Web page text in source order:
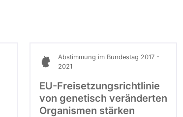
Abstimmung im Bundestag 2017 -
2021
EU-Freisetzungsrichtlinie
von genetisch veränderten
Organismen stärken